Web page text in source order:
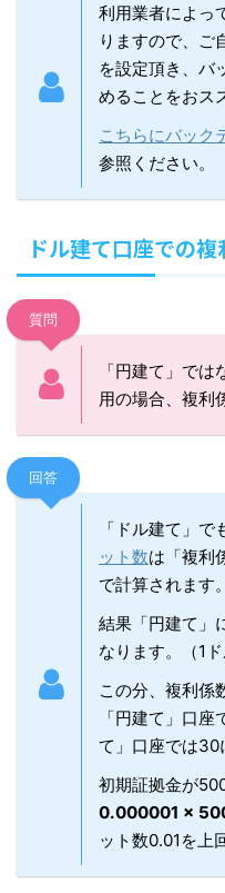
利用業者によっ
りますので、ご
を設定頂き、バ
めることをおス
こちらにバック
参照ください。
ドル建て口座での複
質問
「円建て」で
用の場合、複利
回答
「ドル建て」で
ット数は「複利
で計算されます。
結果「円建て」
なります。（1
この分、複利係
「円建て」口
て」口座では30
初期証拠金が
0.000001 ×
ット数0.01を上